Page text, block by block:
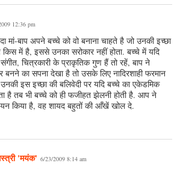
12:36 pm
मां-बाप अपने बच्चे को वो बनाना चाहते है जो उनकी इच्छा
में है, इससे उनका सरोकार नहीं होता. बच्चे में यदि
चित्रकारी के प्राकृतिक गुण हैं तो रहें, बाप ने
बनने का सपना देखा है तो उसके लिए नादिरशाही फरमान
उनकी इस इच्छा की बलिवेदी पर यदि बच्चे का एकेडमिक
है तब भी बच्चे को ही फजीहत झेलनी होती है. आप ने
किया है, वह शायद बहुतों की आँखें खोल दे.
'मयंक' 6/23/2009 8:14 am